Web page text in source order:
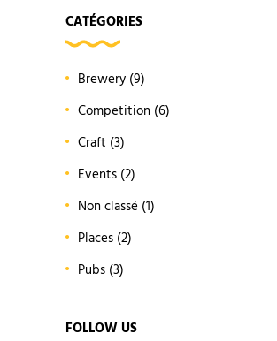
CATÉGORIES
Brewery (9)
Competition (6)
Craft (3)
Events (2)
Non classé (1)
Places (2)
Pubs (3)
FOLLOW US